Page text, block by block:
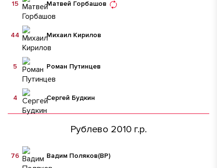
Матвей Горбашов
15
Михаил Кирилов
44
Роман Путинцев
5
Сергей Будкин
4
Рублево 2010 г.р.
Вадим Поляков(ВР)
76